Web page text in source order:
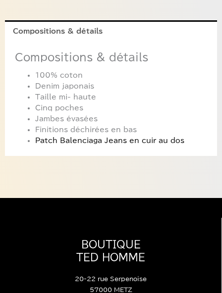
Compositions & détails
Compositions & détails
100% coton
Denim japonais
Taille mi- haute
Cinq poches
Jambes évasées
Finitions déchirées en bas
Patch Balenciaga Jeans en cuir au dos
BOUTIQUE
TED HOMME
20-22 rue Serpenoise
57000 METZ